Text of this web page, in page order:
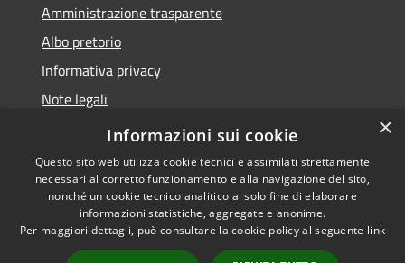
Amministrazione trasparente
Albo pretorio
Informativa privacy
Note legali
Dichiarazione di accessibilità
Accessibilità
Copyright © 2026 • Comune di
Longarone • Powered by
×
Informazioni sui cookie
Questo sito web utilizza cookie tecnici e assimilati strettamente
necessari al corretto funzionamento e alla navigazione del sito,
nonché un cookie tecnico analitico al solo fine di elaborare
informazioni statistiche, aggregate e anonime.
Per maggiori dettagli, può consultare la cookie policy al seguente link